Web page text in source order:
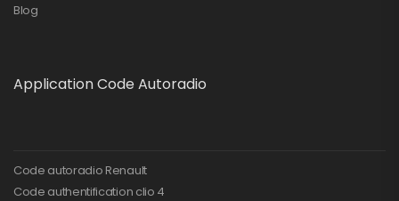
Blog
Application Code Autoradio
Code autoradio Renault
Code authentification clio 4